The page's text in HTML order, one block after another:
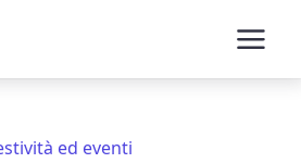
ed eventi